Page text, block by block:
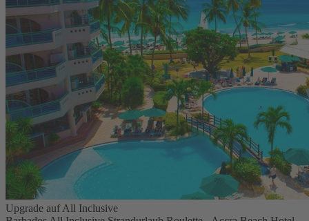
Upgrade auf All Inclusive